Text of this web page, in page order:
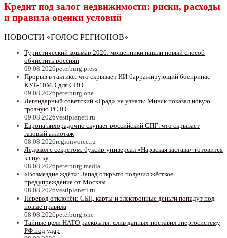
Кредит под залог недвижимости: риски, расходы
и правила оценки условий
НОВОСТИ «ГОЛОС РЕГИОНОВ»
Туристический кошмар 2026: мошенники нашли новый способ
обчистить россиян
09.08.2026peterburg.press
Прорыв в тактике: что скрывает ИИ-барражирующий боеприпас
КУБ-10МЭ для СВО
09.08.2026peterburg.one
Легендарный советский «Град» не узнать: Минск показал новую
грозную РСЗО
09.08.2026vestiplaneti.ru
Европа лихорадочно скупает российский СПГ: что скрывает
газовый ажиотаж
08.08.2026regionvoice.ru
Ледокол с секретом: буксир-универсал «Нарвская застава» готовится
к спуску
08.08.2026peterburg.media
«Возмездие ждёт»: Запад открыто получил жёсткое
предупреждение от Москвы
08.08.2026vestiplaneti.ru
Перевод отклонён: СБП, карты и электронные деньги попадут под
новые правила
08.08.2026peterburg.one
Тайные цели НАТО раскрыты: слив данных поставил энергосистему
РФ под удар